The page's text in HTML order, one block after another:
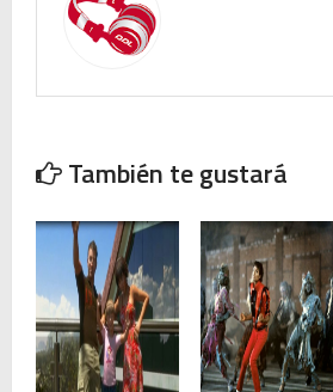
También te gustará